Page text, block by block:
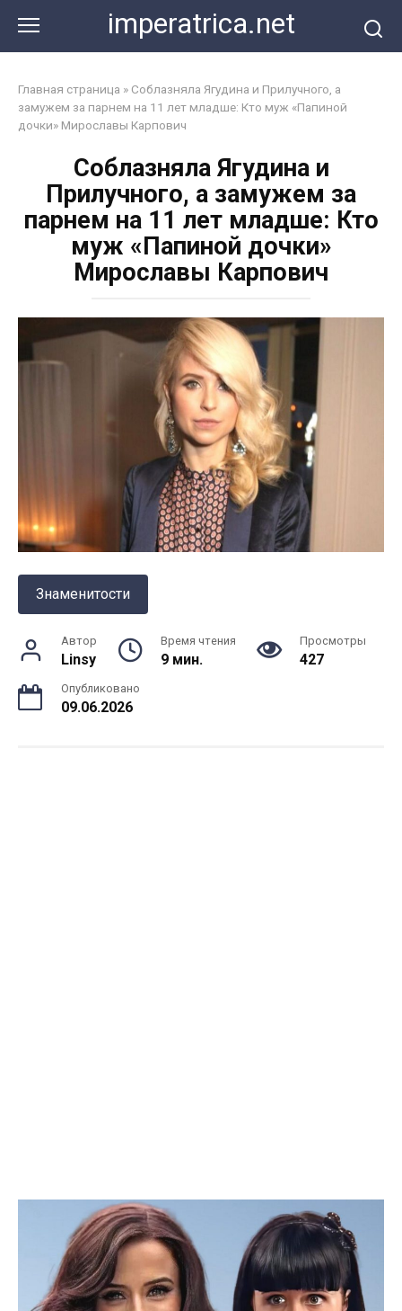
контенту
imperatrica.net
Главная страница » Соблазняла Ягудина и Прилучного, а
замужем за парнем на 11 лет младше: Кто муж «Папиной
дочки» Мирославы Карпович
Соблазняла Ягудина и
Прилучного, а замужем за
парнем на 11 лет младше: Кто
муж «Папиной дочки»
Мирославы Карпович
Знаменитости
Автор
Linsy
Время чтения
9 мин.
Просмотры
427
Опубликовано
09.06.2026